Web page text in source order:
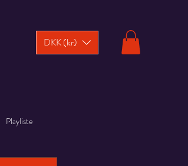
DKK (kr)
Playliste